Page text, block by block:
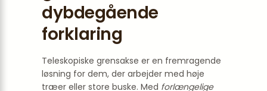
dybdegående
forklaring
Teleskopiske grensakse er en fremragende
løsning for dem, der arbejder med høje
træer eller store buske. Med forlængelige